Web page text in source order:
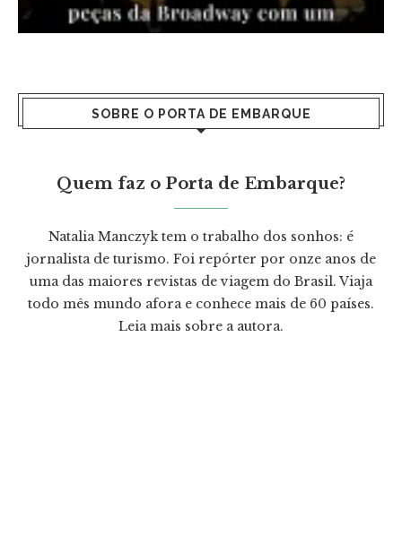
SOBRE O PORTA DE EMBARQUE
Quem faz o Porta de Embarque?
Natalia Manczyk tem o trabalho dos sonhos: é
jornalista de turismo. Foi repórter por onze anos de
uma das maiores revistas de viagem do Brasil. Viaja
todo mês mundo afora e conhece mais de 60 países.
Leia mais sobre a autora.